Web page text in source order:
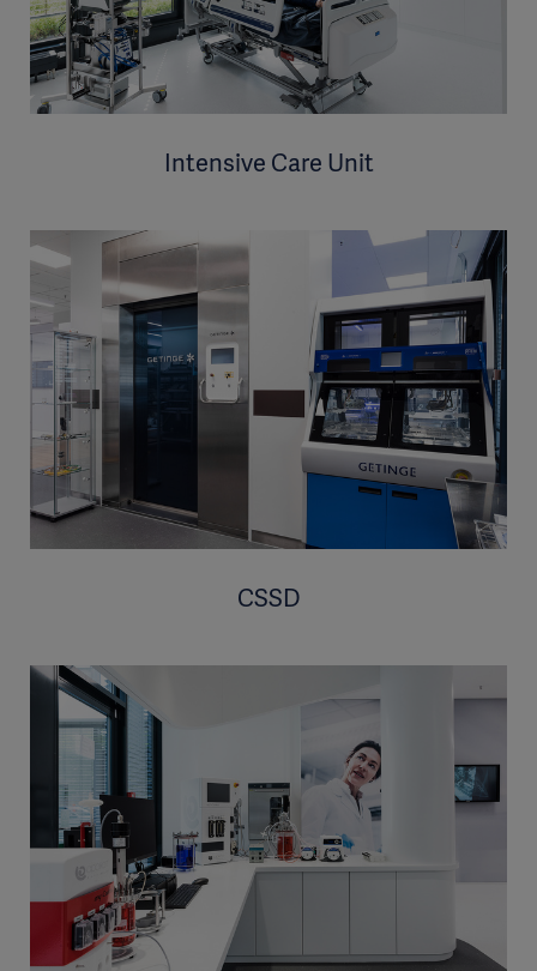
Intensive Care Unit
CSSD